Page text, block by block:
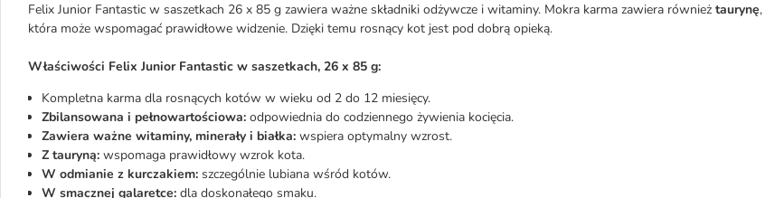
Felix Junior Fantastic w saszetkach 26 x 85 g zawiera ważne składniki odżywcze i witaminy. Mokra karma zawiera również taurynę,
która może wspomagać prawidłowe widzenie. Dzięki temu rosnący kot jest pod dobrą opieką.
Właściwości Felix Junior Fantastic w saszetkach, 26 x 85 g:
Kompletna karma dla rosnących kotów w wieku od 2 do 12 miesięcy.
Zbilansowana i pełnowartościowa: odpowiednia do codziennego żywienia kocięcia.
Zawiera ważne witaminy, minerały i białka: wspiera optymalny wzrost.
Z tauryną: wspomaga prawidłowy wzrok kota.
W odmianie z kurczakiem: szczególnie lubiana wśród kotów.
W smacznej galaretce: dla doskonałego smaku.